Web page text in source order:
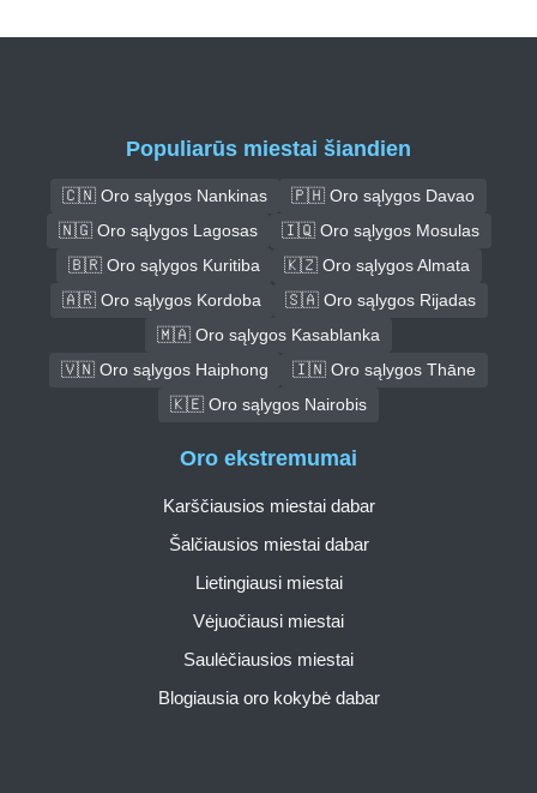
Populiarūs miestai šiandien
🇨🇳 Oro sąlygos Nankinas
🇵🇭 Oro sąlygos Davao
🇳🇬 Oro sąlygos Lagosas
🇮🇶 Oro sąlygos Mosulas
🇧🇷 Oro sąlygos Kuritiba
🇰🇿 Oro sąlygos Almata
🇦🇷 Oro sąlygos Kordoba
🇸🇦 Oro sąlygos Rijadas
🇲🇦 Oro sąlygos Kasablanka
🇻🇳 Oro sąlygos Haiphong
🇮🇳 Oro sąlygos Thāne
🇰🇪 Oro sąlygos Nairobis
Oro ekstremumai
Karščiausios miestai dabar
Šalčiausios miestai dabar
Lietingiausi miestai
Vėjuočiausi miestai
Saulėčiausios miestai
Blogiausia oro kokybė dabar